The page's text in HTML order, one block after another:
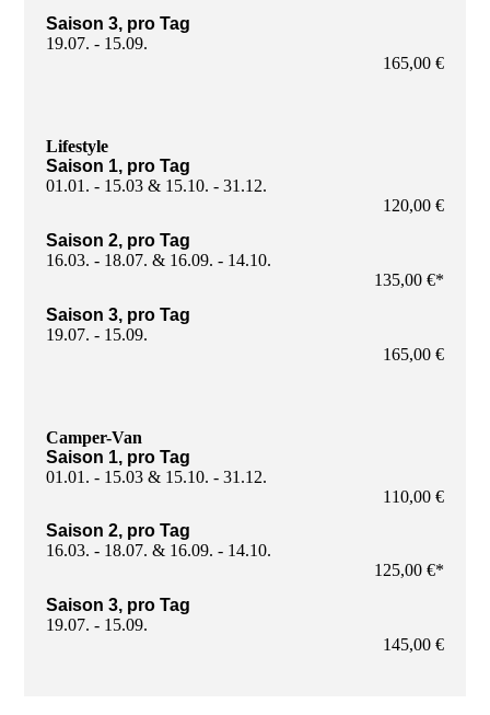
Saison 3, pro Tag
19.07. - 15.09.
165,00 €
Lifestyle
Saison 1, pro Tag
01.01. - 15.03 & 15.10. - 31.12.
120,00 €
Saison 2, pro Tag
16.03. - 18.07. & 16.09. - 14.10.
135,00 €*
Saison 3, pro Tag
19.07. - 15.09.
165,00 €
Camper-Van
Saison 1, pro Tag
01.01. - 15.03 & 15.10. - 31.12.
110,00 €
Saison 2, pro Tag
16.03. - 18.07. & 16.09. - 14.10.
125,00 €*
Saison 3, pro Tag
19.07. - 15.09.
145,00 €